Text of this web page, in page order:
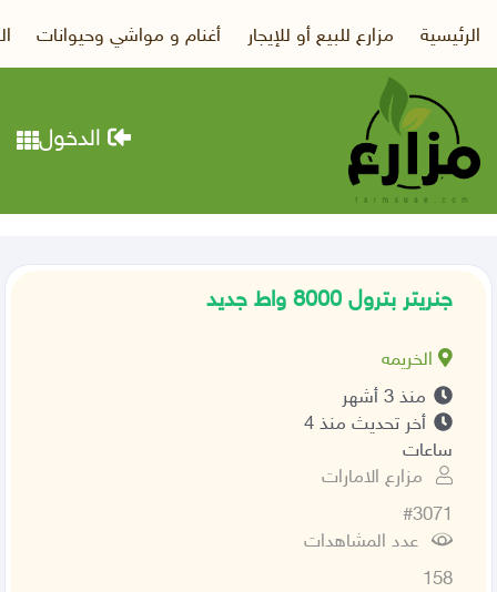
الرئيسية مزارع للبيع أو للإيجار أغنام و مواشي وحيوانات
الدخول
جنريتر بترول 8000 واط جديد
الخريمه
منذ 3 أشهر
أخر تحديث منذ 4
ساعات
مزارع الامارات
#3071
عدد المشاهدات
158